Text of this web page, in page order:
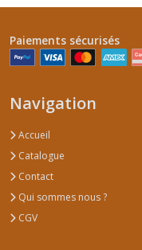
Paiements sécurisés
Navigation
Accueil
Catalogue
Contact
Qui sommes nous ?
CGV